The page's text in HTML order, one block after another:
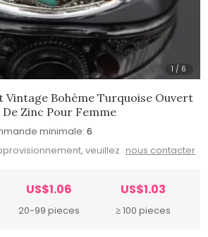
1 / 6
Vintage Bohème Turquoise Ouvert
De Zinc Pour Femme
minimale: 6
veuillez nous contacter
US$1.06
20-99 pieces
US$1.03
≥ 100 pieces